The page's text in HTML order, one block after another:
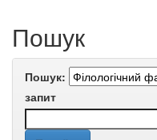
Пошук
Пошук:
запит